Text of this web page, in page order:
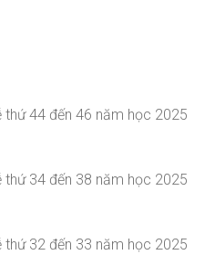
thứ 44 đến 46 năm học 2025
thứ 34 đến 38 năm học 2025
thứ 32 đến 33 năm học 2025